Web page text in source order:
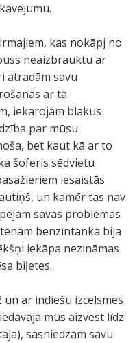
kas nokāpj no
neaizbrauktu ar
atradām savu
ar tā
iekarojām blakus
par mūsu
bet kaut kā ar to
šoferis sēdvietu
iesaistās
un kamēr tas nav
savas problēmas
benzīntankā bija
iekāpa nezināmas
biļetes.
un ar indiešu izcelsmes
mūs aizvest līdz
sasniedzām savu